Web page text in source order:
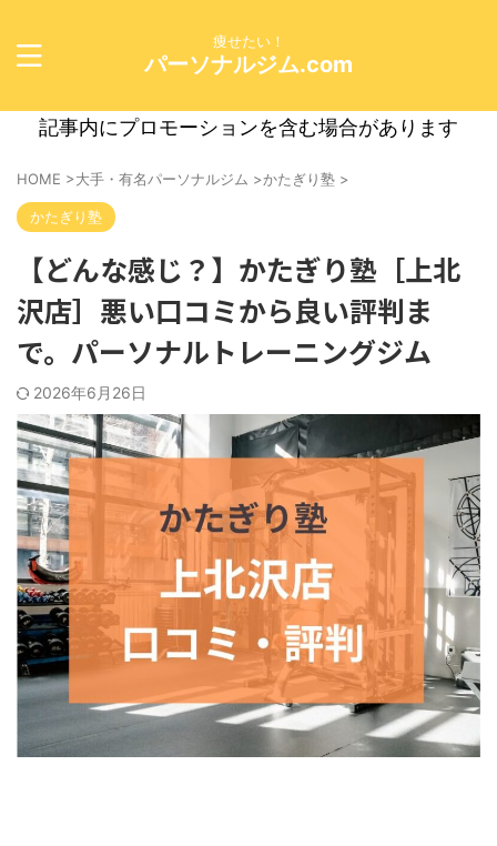
痩せたい！
パーソナルジム.com
記事内にプロモーションを含む場合があります
HOME >大手・有名パーソナルジム >かたぎり塾 >
かたぎり塾
【どんな感じ？】かたぎり塾［上北
沢店］悪い口コミから良い評判ま
で。パーソナルトレーニングジム
2026年6月26日